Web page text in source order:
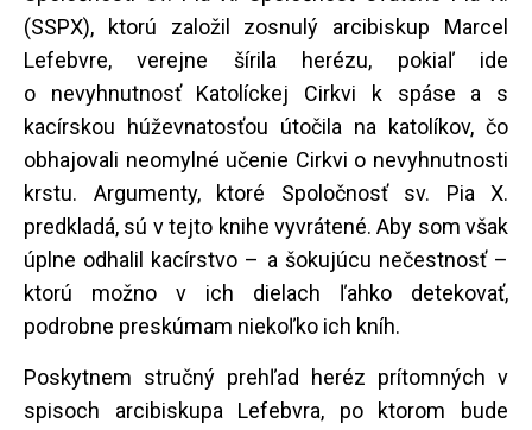
(SSPX), ktorú založil zosnulý arcibiskup Marcel
Lefebvre, verejne šírila herézu, pokiaľ ide
o nevyhnutnosť Katolíckej Cirkvi k spáse a s
kacírskou húževnatosťou útočila na katolíkov, čo
obhajovali neomylné učenie Cirkvi o nevyhnutnosti
krstu. Argumenty, ktoré Spoločnosť sv. Pia X.
predkladá, sú v tejto knihe vyvrátené. Aby som však
úplne odhalil kacírstvo – a šokujúcu nečestnosť –
ktorú možno v ich dielach ľahko detekovať,
podrobne preskúmam niekoľko ich kníh.
Poskytnem stručný prehľad heréz prítomných v
spisoch arcibiskupa Lefebvra, po ktorom bude